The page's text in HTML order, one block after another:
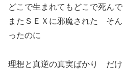
どこで生まれてもどこで死ん
またＳＥＸに邪魔された そ
ったのに
理想と真逆の真実ばかり だ